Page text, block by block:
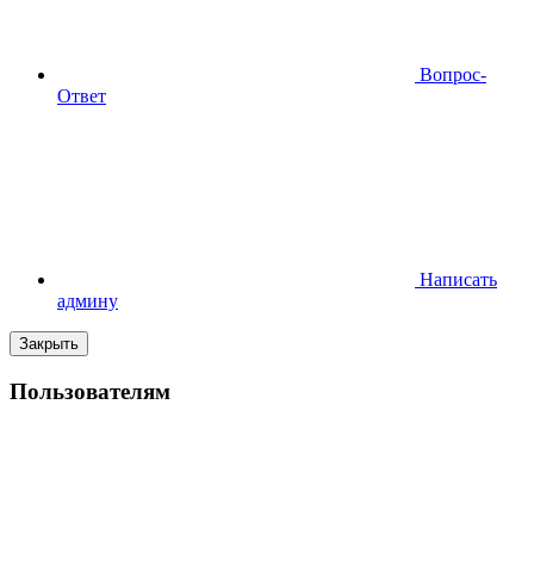
Вопрос-
Ответ
Написать
админу
Закрыть
Пользователям